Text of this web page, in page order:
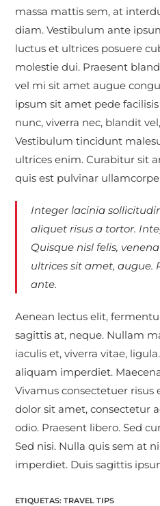
massa mattis sem, at
diam. Vestibulum ante
luctus et ultrices posuere
molestie dui. Praesent
vel mi sit amet augue
ipsum sit amet pede
nunc, viverra nec, blandit
Vestibulum tincidunt
ultrices enim. Curabitur sit
quis est pulvinar
Integer lacinia
aliquet risus a tortor.
Quisque nisl felis,
ultrices sit amet, augue.
ante.
Aenean lectus elit,
sagittis at, neque. Nullam
iaculis et, viverra vitae,
aliquam imperdiet.
Vivamus consectetuer
dolor sit amet, consectetur
odio. Praesent libero. Sed
Sed nisi. Nulla quis sem at
imperdiet. Duis sagittis
ETIQUETAS:TRAVEL TIPS